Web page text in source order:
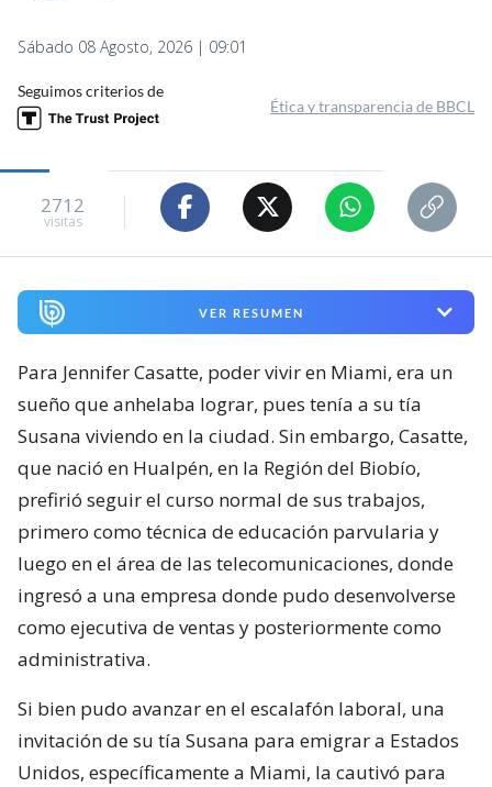
Sábado 08 Agosto, 2026 | 09:01
Seguimos criterios de
Ética y transparencia de BBCL
2712
visitas
VER RESUMEN
Para Jennifer Casatte, poder vivir en Miami, era un
sueño que anhelaba lograr, pues tenía a su tía
Susana viviendo en la ciudad. Sin embargo, Casatte,
que nació en Hualpén, en la Región del Biobío,
prefirió seguir el curso normal de sus trabajos,
primero como técnica de educación parvularia y
luego en el área de las telecomunicaciones, donde
ingresó a una empresa donde pudo desenvolverse
como ejecutiva de ventas y posteriormente como
administrativa.
Si bien pudo avanzar en el escalafón laboral, una
invitación de su tía Susana para emigrar a Estados
Unidos, específicamente a Miami, la cautivó para